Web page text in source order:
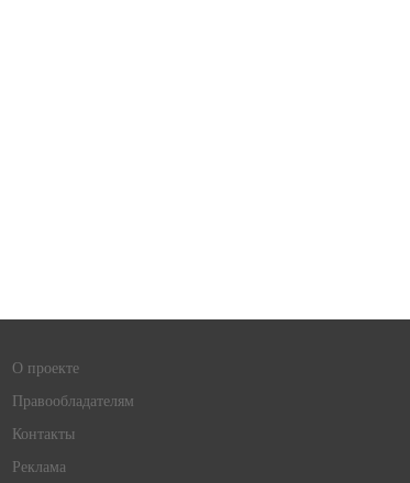
О проекте
Правообладателям
Контакты
Реклама